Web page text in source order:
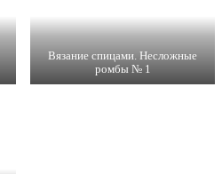
Вязание спицами. Несложные
ромбы № 1